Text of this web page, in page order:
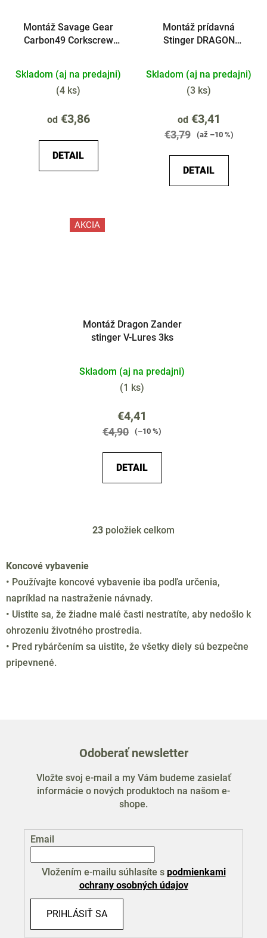
Montáž Savage Gear
Carbon49 Corkscrew
Skladom (aj na predajni)
(4 ks)
od€3,86
DETAIL
Montáž prídavná
Stinger DRAGON
Skladom (aj na predajni)
(3 ks)
od€3,41
€3,79 (až –10 %)
DETAIL
AKCIA
Montáž Dragon Zander
stinger V-Lures 3ks
Skladom (aj na predajni)
(1 ks)
€4,41
€4,90 (–10 %)
DETAIL
O
á
d
a
c
i
e
p
i
s
u
23 položiek celkom
Koncové vybavenie
• Používajte koncové vybavenie iba podľa určenia,
napríklad na nastraženie návnady.
• Uistite sa, že žiadne malé časti nestratíte, aby nedošlo k
ohrozeniu životného prostredia.
• Pred rybárčením sa uistite, že všetky diely sú bezpečne
pripevnené.
Odoberať newsletter
Vložte svoj e-mail a my Vám budeme zasielať
informácie o nových produktoch na našom e-
shope.
Email
Vložením e-mailu súhlasíte s podmienkami
ochrany osobných údajov
PRIHLÁSIŤ SA